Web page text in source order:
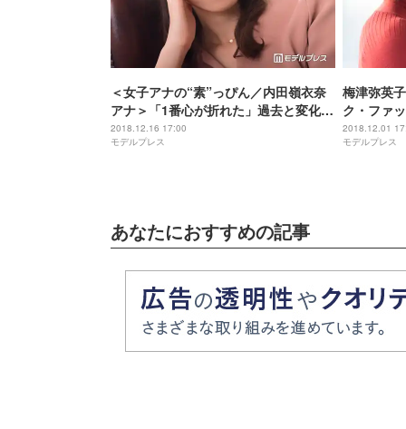
＜女子アナの“素”っぴん／内田嶺衣奈
アナ＞「1番心が折れた」過去と変化…
乗り越えた“言葉”とは【「フジテレビ×
モデルプレス」女性アナウンサー連
2018.12.16 17:00
モデルプレス
梅津弥英
ク・ファ
テレビ×モ
ー連載】
2018.12.01
モデルプレス
あなたにおすすめの記事